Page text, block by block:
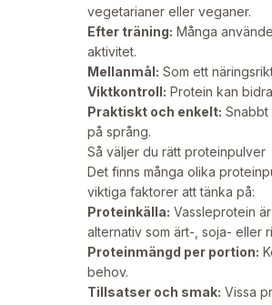
vegetarianer eller veganer.
Efter träning: Många
aktivitet.
Mellanmål: Som ett
Viktkontroll: Protein kan
Praktiskt och enkelt: Snabbt
på språng.
Så väljer du rätt proteinpulver
Det finns många olika
viktiga faktorer att tänka på:
Proteinkälla: Vassleprotein
alternativ som ärt-, soja- eller
Proteinmängd per portion:
behov.
Tillsatser och smak: Vissa